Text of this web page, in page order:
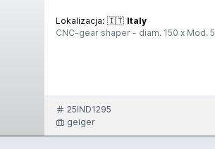
Lokalizacja: 🇮🇹 Italy
CNC-gear shaper - diam. 150 x Mod. 5
25IND1295
geiger